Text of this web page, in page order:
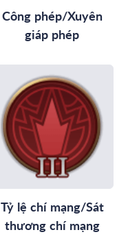
Công phép/Xuyên
giáp phép
Tỷ lệ chí mạng/Sát
thương chí mạng